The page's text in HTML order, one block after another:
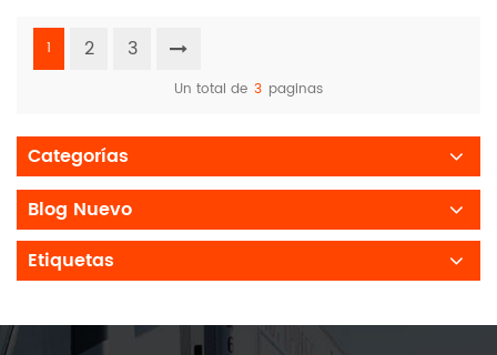
1 2 3
Un total de 3 paginas
Categorías
Blog Nuevo
Etiquetas